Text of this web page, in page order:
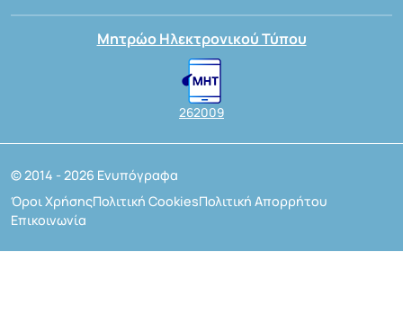
Μητρώο Ηλεκτρονικού Τύπου
262009
© 2014 - 2026 Ενυπόγραφα
Όροι ΧρήσηςΠολιτική CookiesΠολιτική Απορρήτου
Επικοινωνία